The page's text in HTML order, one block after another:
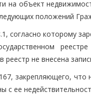
на объект
положений
согласно которому
реестр не внесена
закрепляющего, что
с ее